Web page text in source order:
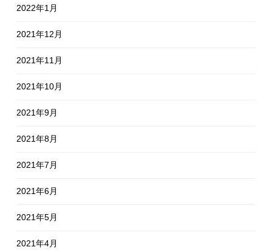
2022年1月
2021年12月
2021年11月
2021年10月
2021年9月
2021年8月
2021年7月
2021年6月
2021年5月
2021年4月